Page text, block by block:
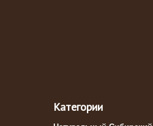
Категории